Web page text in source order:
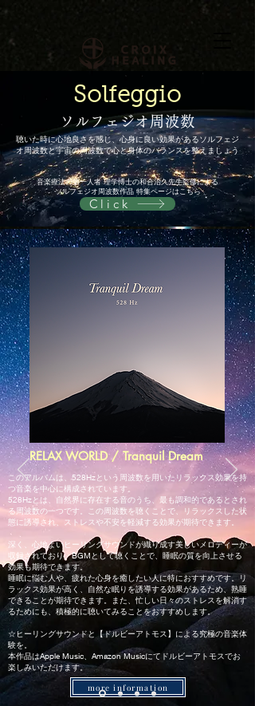
Solfeggio
ソルフェジオ周波数
聴いた時に心地良さを感じ、心身に良い効果があるソルフェジ
オ周波数と宇宙の周波数で心と身体のバランスを整えましょう
音楽療法の第一人者 理学博士の和合治久先生監修による
ソルフェジオ周波数作品 特集ページはこちら
Click
RELAX WORLD / Tranquil Dream
このアルバムは、528Hzという周波数を用いたリラックス効果を持
つ音楽を中心に構成されています。
528Hzとは、自然界に存在する音のうち、最も調和的であるとされ
る周波数の一つです。この周波数を聴くことで、リラックスした状
態に誘導され、ストレスや不安を軽減する効果が期待できます。
深く、心地よいヒーリングサウンドが織り成す美しいメロディーが
収録されており、BGMとして聴くことで、睡眠の質を向上させる
効果も期待できます。
睡眠に悩む人や、疲れた心身を癒したい人に特におすすめです。リ
ラックス効果が高く、自然な眠りを誘導する効果があるため、熟睡
できることが期待できます。また、忙しい日々のストレスを解消す
るためにも、積極的に聴いてみることをおすすめします。
☆ヒーリングサウンドと【ドルビーアトモス】による究極の音楽体
験を。
本作品はApple Music、Amazon Musicにてドルビーアトモスでお
楽しみいただけます。
more information